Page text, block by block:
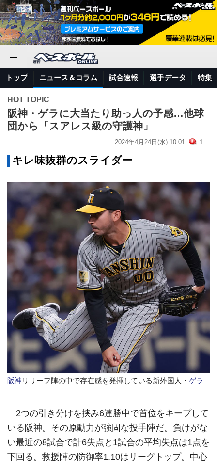
トップ ニュース＆コラム 試合速報 選手データ 特集
HOT TOPIC
阪神・ゲラに大当たり助っ人の予感…他球
団から「スアレス級の守護神」
2024年4月24日(水) 10:01 1
キレ味抜群のスライダー
阪神 リリーフ陣の中で存在感を発揮している新外国人・ ゲラ
2つの引き分けを挟み6連勝中で首位をキープして
いる阪神。その原動力が強固な投手陣だ。負けがな
い最近の8試合で計6失点と1試合の平均失点は1点を
下回る。救援陣の防御率1.10はリーグトップ。中心